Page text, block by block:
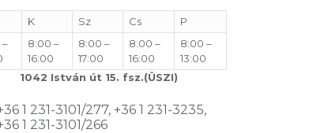
K Sz Cs
P
8:00 –
16:00
8:00 –
17:00
8:00 –
16:00
8:00 –
13:00
1042 István út 15. fsz.(ÜSZI)
1 231-3101/277, +36 1 231-3235,
1 231-3101/266